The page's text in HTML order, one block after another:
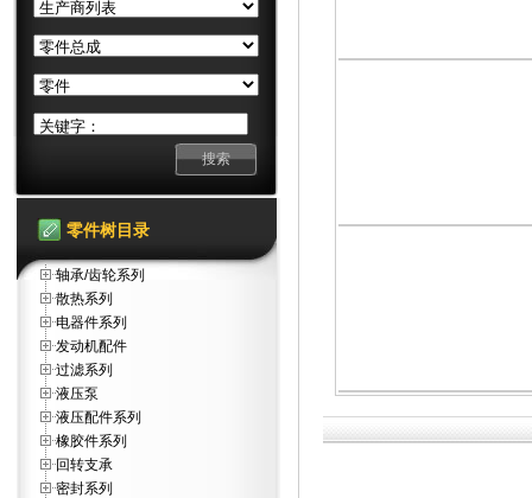
关键字：
零件树目录
轴承/齿轮系列
散热系列
电器件系列
发动机配件
过滤系列
液压泵
液压配件系列
橡胶件系列
回转支承
密封系列